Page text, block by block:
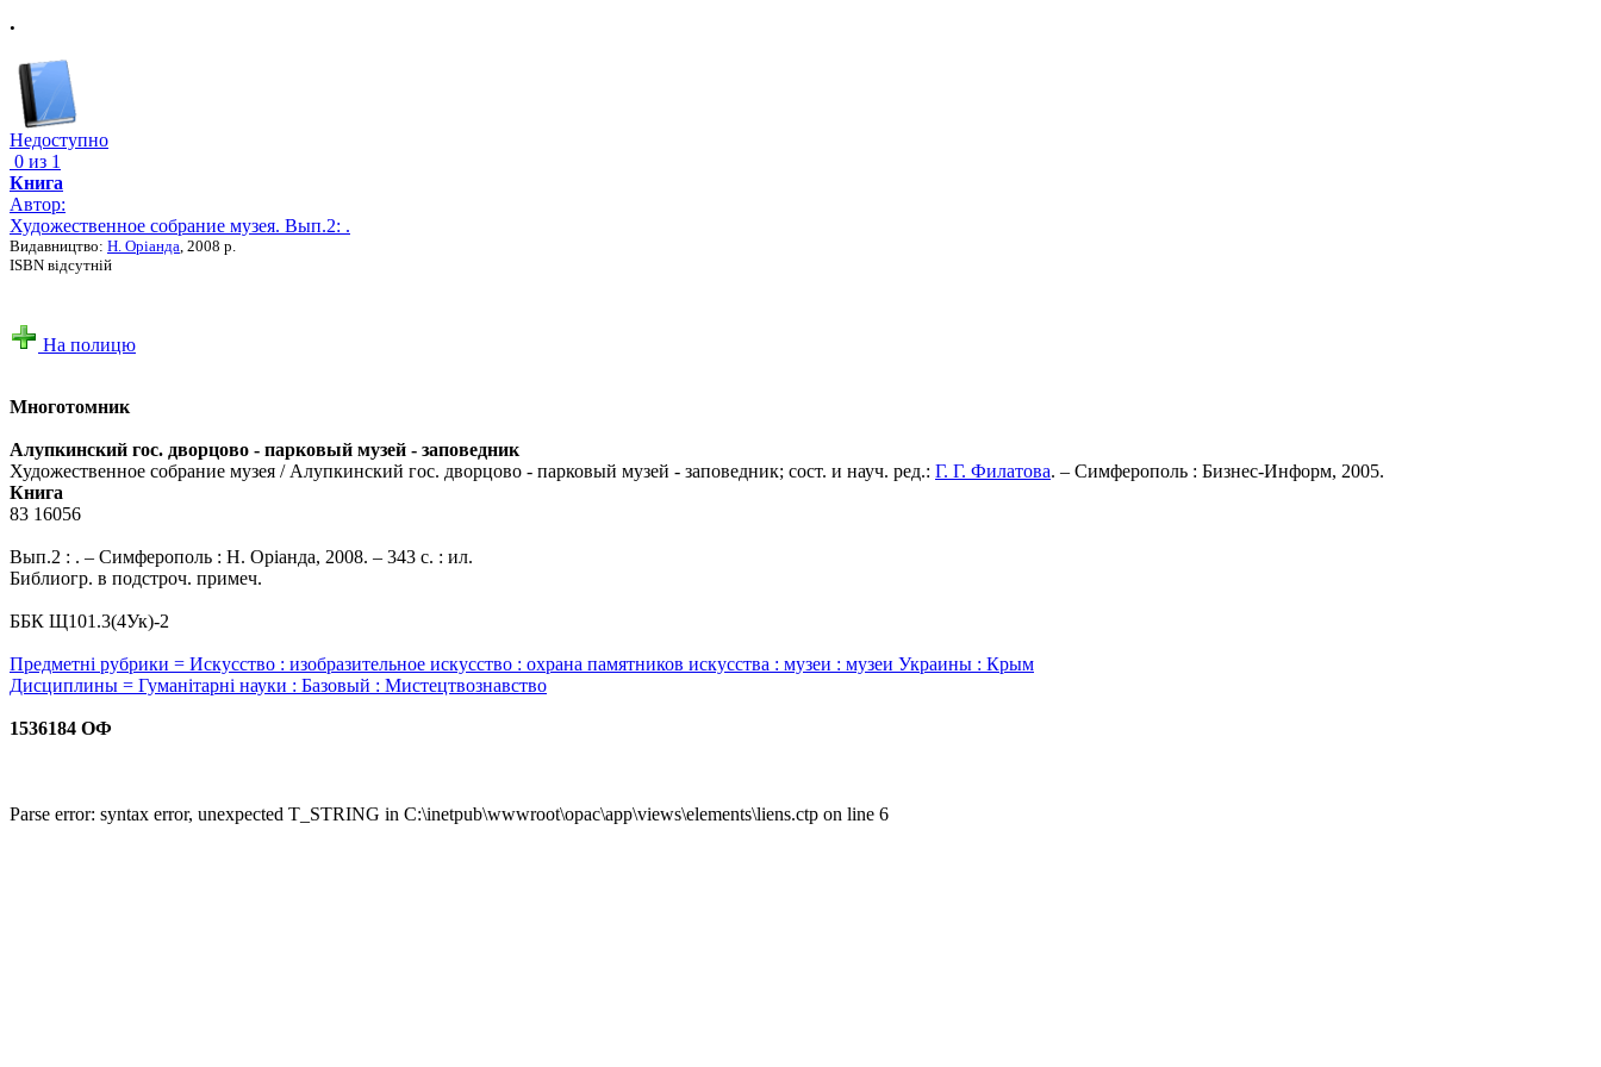
.
Недоступно
0 из 1
Книга
Автор:
Художественное собрание музея. Вып.2: .
Видавництво: Н. Оріанда , 2008 р.
ISBN відсутній
На полицю
Многотомник
Алупкинский гос. дворцово - парковый музей - заповедник
Художественное собрание музея / Алупкинский гос. дворцово - парковый музей - заповедник; сост. и науч. ред.: Г. Г. Филатова. – Симферополь : Бизнес-Информ, 2005.
Книга
83 16056
Вып.2 : . – Симферополь : Н. Оріанда, 2008. – 343 с. : ил.
Библиогр. в подстроч. примеч.
ББК Щ101.3(4Ук)-2
Предметні рубрики = Искусство : изобразительное искусство : охрана памятников искусства : музеи : музеи Украины : Крым
Дисциплины = Гуманітарні науки : Базовый : Мистецтвознавство
1536184 ОФ
Parse error: syntax error, unexpected T_STRING in C:\inetpub\wwwroot\opac\app\views\elements\liens.ctp on line 6